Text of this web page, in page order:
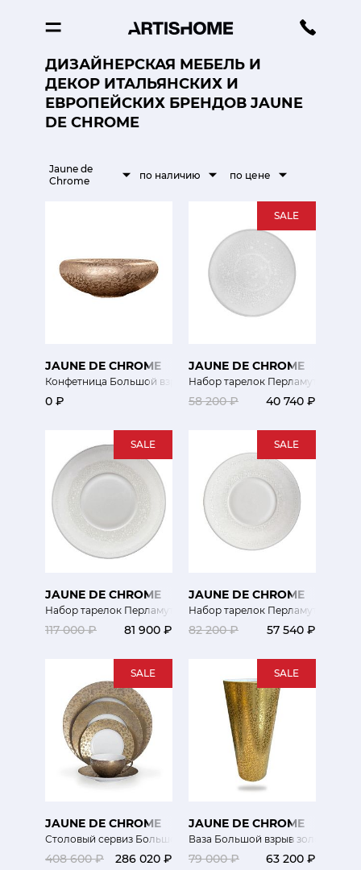
ДИЗАЙНЕРСКАЯ МЕБЕЛЬ И
ДЕКОР ИТАЛЬЯНСКИХ И
ЕВРОПЕЙСКИХ БРЕНДОВ JAUNE
DE CHROME
Jaune de
Chrome
по наличию по цене
JAUNE DE CHROME
Конфетница Большой взрыв
0 ₽
SALE
JAUNE DE CHROME
Набор тарелок Перламутр 15.5
58 200 ₽ 40 740 ₽
SALE
JAUNE DE CHROME
Набор тарелок Перламутр 31 см 6 шт
117 000 ₽ 81 900 ₽
SALE
JAUNE DE CHROME
Набор тарелок Перламутр 26 см
82 200 ₽ 57 540 ₽
SALE
JAUNE DE CHROME
Столовый сервиз Большой Взрыв
408 600 ₽ 286 020 ₽
SALE
JAUNE DE CHROME
Ваза Большой взрыв золото
79 000 ₽ 63 200 ₽